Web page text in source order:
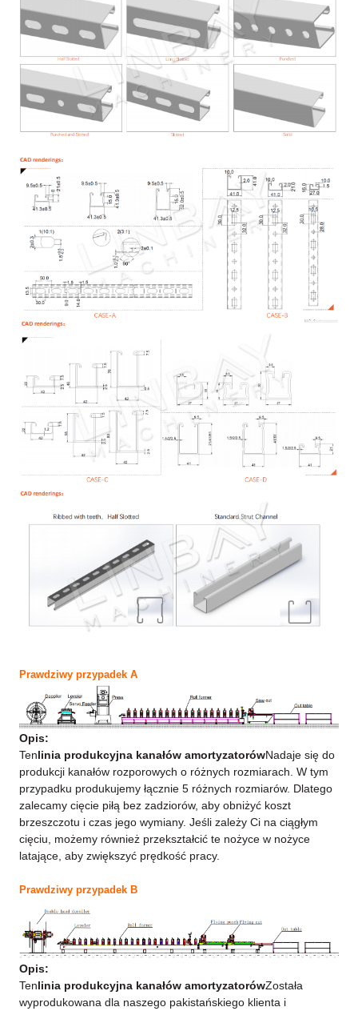
Prawdziwy przypadek A
Opis:
Tenlinia produkcyjna kanałów amortyzatorówNadaje się do
produkcji kanałów rozporowych o różnych rozmiarach. W tym
przypadku produkujemy łącznie 5 różnych rozmiarów. Dlatego
zalecamy cięcie piłą bez zadziorów, aby obniżyć koszt
brzeszczotu i czas jego wymiany. Jeśli zależy Ci na ciągłym
cięciu, możemy również przekształcić te nożyce w nożyce
latające, aby zwiększyć prędkość pracy.
Prawdziwy przypadek B
Opis:
Tenlinia produkcyjna kanałów amortyzatorówZostała
wyprodukowana dla naszego pakistańskiego klienta i